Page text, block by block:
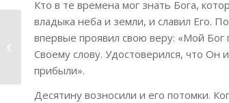
Кто в те времена мог знать Бога,
владыка неба и земли, и славил Его.
впервые проявил свою веру: «Мой
Своему слову. Удостоверился, что Он
прибыли».
Десятину возносили и его потомки.
17. Крещение Иисуса